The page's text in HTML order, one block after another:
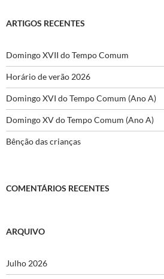
ARTIGOS RECENTES
Domingo XVII do Tempo Comum
Horário de verão 2026
Domingo XVI do Tempo Comum (Ano A)
Domingo XV do Tempo Comum (Ano A)
Bênção das crianças
COMENTÁRIOS RECENTES
ARQUIVO
Julho 2026